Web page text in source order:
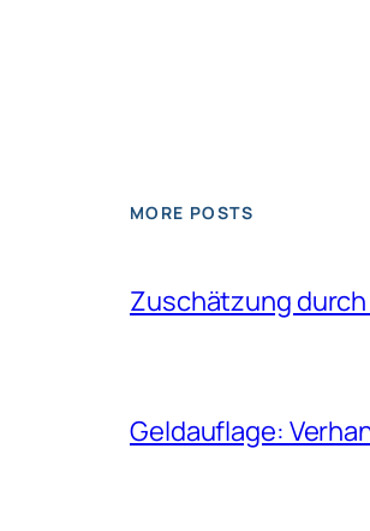
MORE POSTS
Zuschätzung
Geldauflage: